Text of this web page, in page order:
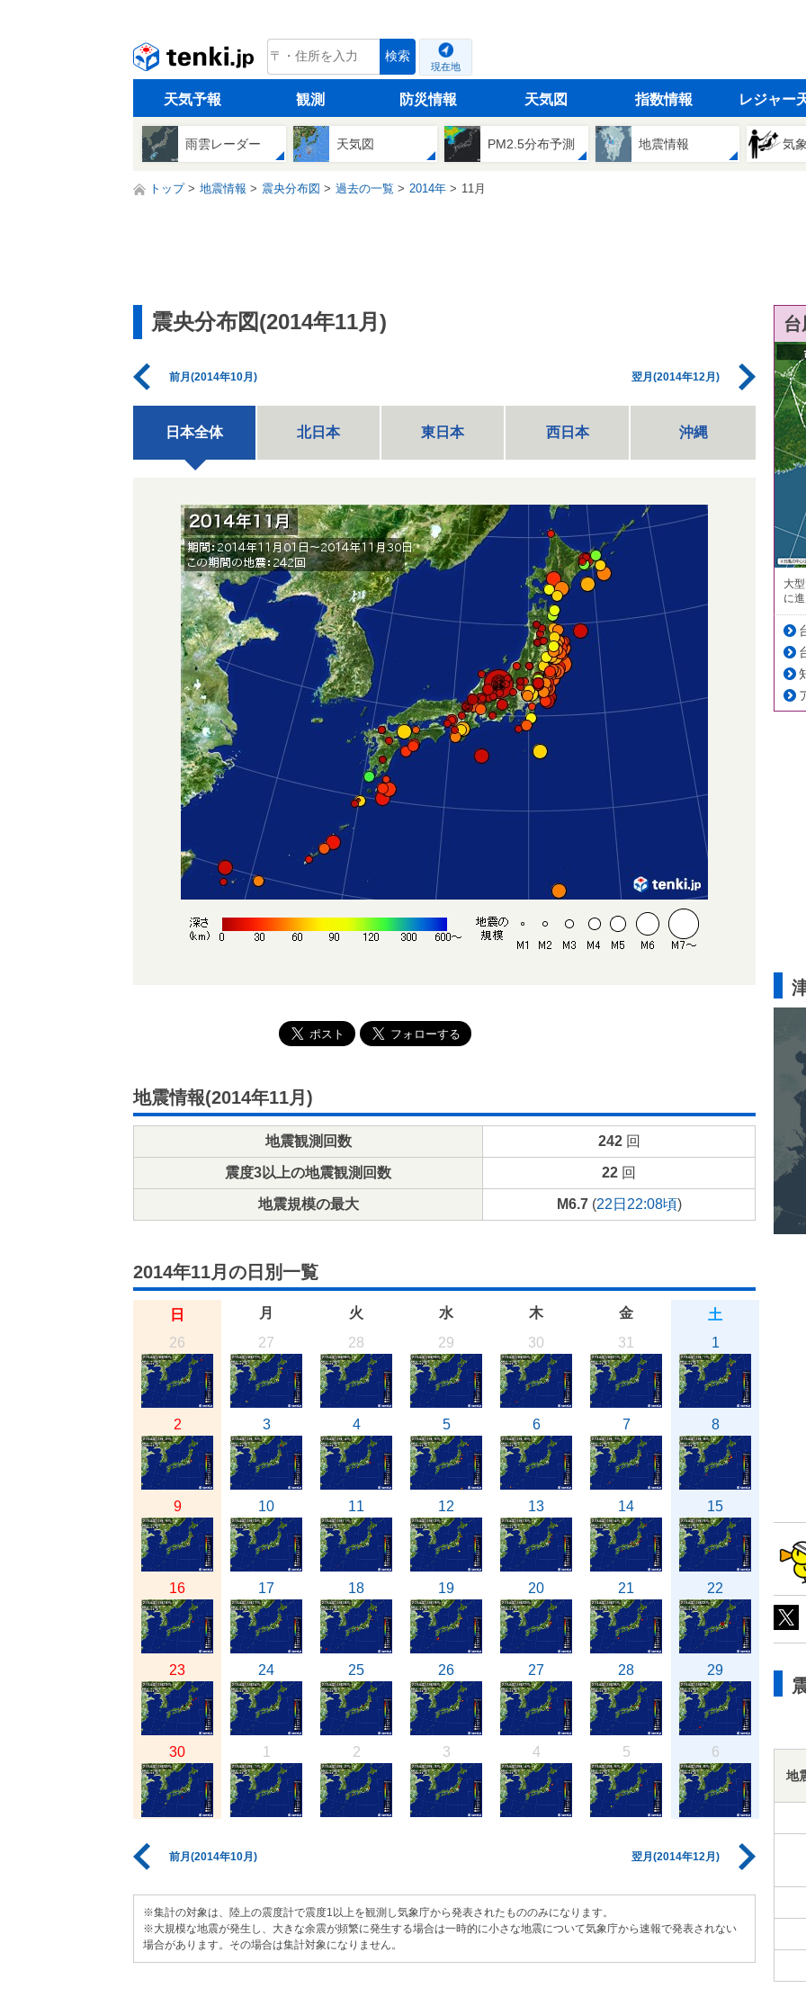
tenki.jp 検索
現在地
天気予報 観測 防災情報 天気図 指数情報 レジャー
雨雲レーダー 天気図 PM2.5分布予測 地震情報 気
トップ 地震情報 震央分布図 過去の一覧 2014年 11月
震央分布図(2014年11月)
前月(2014年10月) 翌月(2014年12月)
日本全体 北日本 東日本 西日本 沖縄
地震情報(2014年11月)
地震観測回数 242回
震度3以上の地震観測回数 22 回
地震規模の最大 M6.7(22日22:08頃)
2014年11月の日別一覧
日 月 火 水 木 金
土
26
27 28 29 30 31 1
2 3 4 5 6 7 8
9 10 11 12 13 14 15
16 17 18 19 20 21 22
23 24 25 26 27 28 29
30 1 2 3 4 5 6
前月(2014年10月) 翌月(2014年12月)
※集計の対象は、陸上の震度計で震度1以上を観測し気象庁から発表されたもののみになります。
※大規模な地震が発生し、大きな余震が頻繁に発生する場合は一時的に小さな地震について気象庁から速報で発表されない
場合があります。その場合は集計対象になりません。
大
に
地